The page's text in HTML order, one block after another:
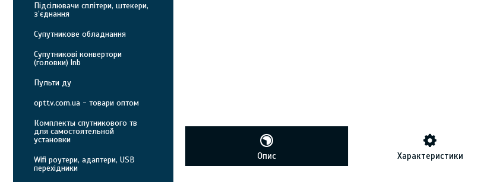
Опис Характеристики
Підсілювачи сплітери, штекери,
з’єднання
Супутникове обладнання
Супутникові конвертори
(головки) lnb
Пульти ду
opttv.com.ua - товари оптом
Комплекты спутникового тв
для самостоятельной
установки
Wifi роутери, адаптери, USB
перехідники